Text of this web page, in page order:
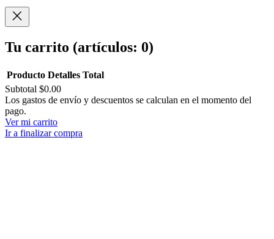
Compartir
Tu carrito (artículos: 0)
Productos
del
carrito
Producto Detalles Total
Subtotal $0.00
Los gastos de envío y descuentos se calculan en el momento del
pago.
Ver mi carrito
Ir a finalizar compra